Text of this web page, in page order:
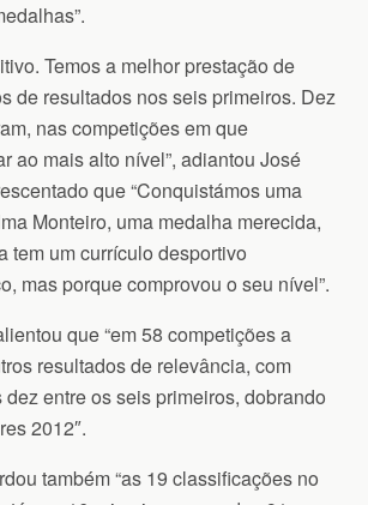
Temos a melhor prestação de
de resultados nos seis primeiros. Dez
nas competições em que
ao mais alto nível”, adiantou José
que “Conquistámos uma
Monteiro, uma medalha merecida,
tem um currículo desportivo
mas porque comprovou o seu nível”.
que “em 58 competições a
resultados de relevância, com
entre os seis primeiros, dobrando
2012″.
também “as 19 classificações no